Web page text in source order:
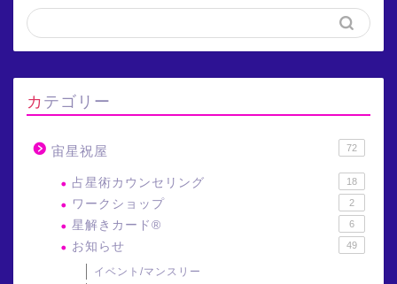
カテゴリー
宙星祝屋 72
占星術カウンセリング 18
ワークショップ 2
星解きカード® 6
お知らせ 49
イベント/マンスリー